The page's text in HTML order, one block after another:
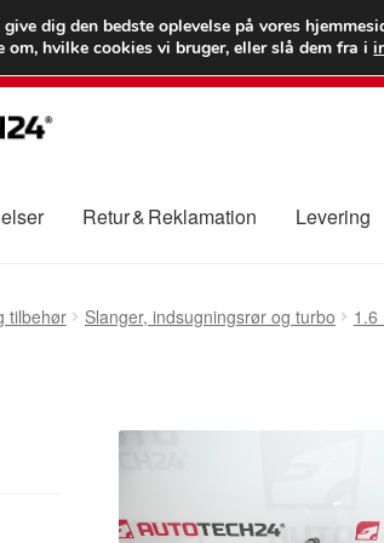
fra 55 kr.
Retur & Reklamation Levering
tilbehør Slanger, indsugningsrør og turbo 1.6
dig den bedste oplevelse på vores
om, hvilke cookies vi bruger, eller slå dem fra i